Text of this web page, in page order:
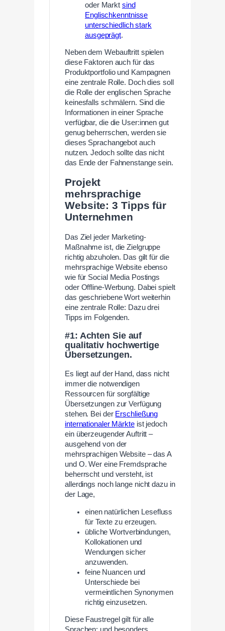
oder Markt sind
Englischkenntnisse
unterschiedlich stark
ausgeprägt.
Neben dem Webauftritt spielen
diese Faktoren auch für das
Produktportfolio und Kampagnen
eine zentrale Rolle. Doch dies soll
die Rolle der englischen Sprache
keinesfalls schmälern. Sind die
Informationen in einer Sprache
verfügbar, die die User:innen gut
genug beherrschen, werden sie
dieses Sprachangebot auch
nutzen. Jedoch sollte das nicht
das Ende der Fahnenstange sein.
Projekt
mehrsprachige
Website: 3 Tipps für
Unternehmen
Das Ziel jeder Marketing-
Maßnahme ist, die Zielgruppe
richtig abzuholen. Das gilt für die
mehrsprachige Website ebenso
wie für Social Media Postings
oder Offline-Werbung. Dabei spielt
das geschriebene Wort weiterhin
eine zentrale Rolle: Dazu drei
Tipps im Folgenden.
#1: Achten Sie auf
qualitativ hochwertige
Übersetzungen.
Es liegt auf der Hand, dass nicht
immer die notwendigen
Ressourcen für sorgfältige
Übersetzungen zur Verfügung
stehen. Bei der Erschließung
internationaler Märkteist jedoch
ein überzeugender Auftritt –
ausgehend von der
mehrsprachigen Website – das A
und O. Wer eine Fremdsprache
beherrscht und versteht, ist
allerdings noch lange nicht dazu in
der Lage,
einen natürlichen Lesefluss
für Texte zu erzeugen.
übliche Wortverbindungen,
Kollokationen und
Wendungen sicher
anzuwenden.
feine Nuancen und
Unterschiede bei
vermeintlichen Synonymen
richtig einzusetzen.
Diese Faustregel gilt für alle